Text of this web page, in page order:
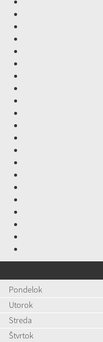
Pondelok
Utorok
Streda
Štvrtok